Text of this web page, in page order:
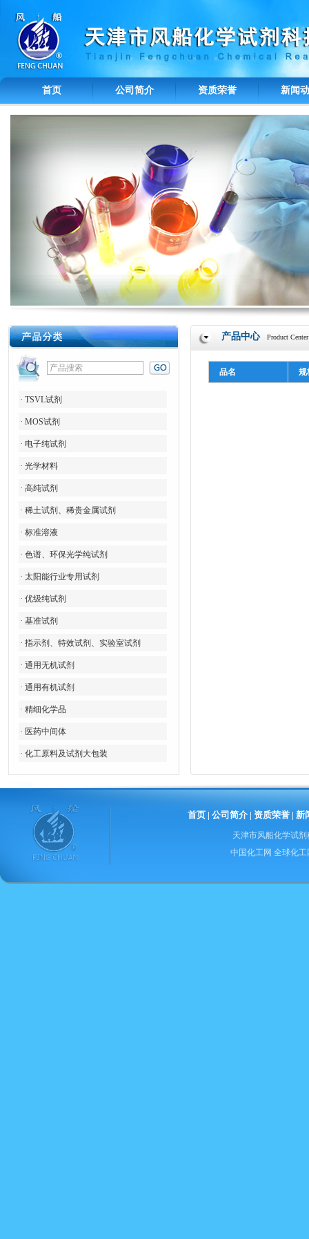
首页 公司简介 资质荣誉 新闻
· TSVL试剂
· MOS试剂
· 电子纯试剂
· 光学材料
· 高纯试剂
· 稀土试剂、稀贵金属试剂
· 标准溶液
· 色谱、环保光学纯试剂
· 太阳能行业专用试剂
· 优级纯试剂
· 基准试剂
· 指示剂、特效试剂、实验室试剂
· 通用无机试剂
· 通用有机试剂
· 精细化学品
· 医药中间体
· 化工原料及试剂大包装
产品中心 Product Center
品名 规
首页 |公司简介 |资质荣誉 |新
天津市风船化学试
中国化工网 全球化工